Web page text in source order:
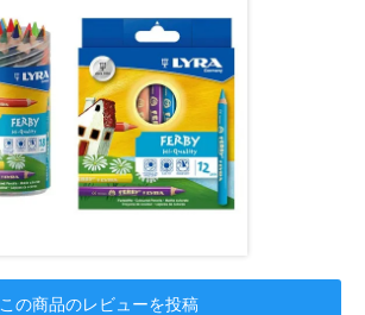
この商品のレビューを投稿